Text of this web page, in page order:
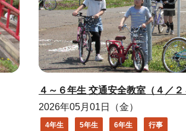
４～６年生 交通安全教室（４／２
2026年05月01日（金）
4年生 5年生 6年生 行事